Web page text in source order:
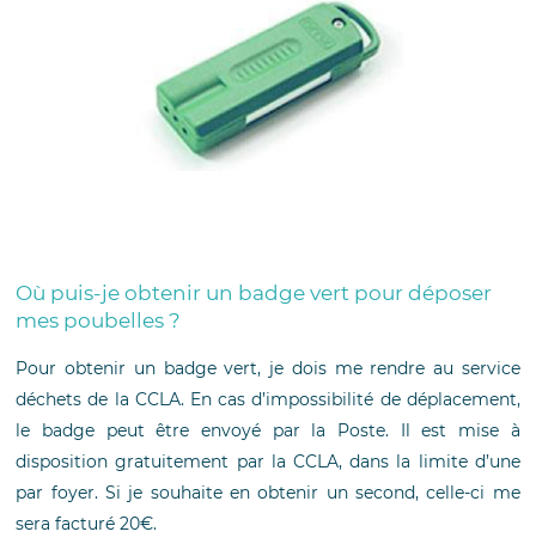
Où puis-je obtenir un badge vert pour déposer
mes poubelles ?
Pour obtenir un badge vert, je dois me rendre au service
déchets de la CCLA. En cas d’impossibilité de déplacement,
le badge peut être envoyé par la Poste. Il est mise à
disposition gratuitement par la CCLA, dans la limite d’une
par foyer. Si je souhaite en obtenir un second, celle-ci me
sera facturé 20€.